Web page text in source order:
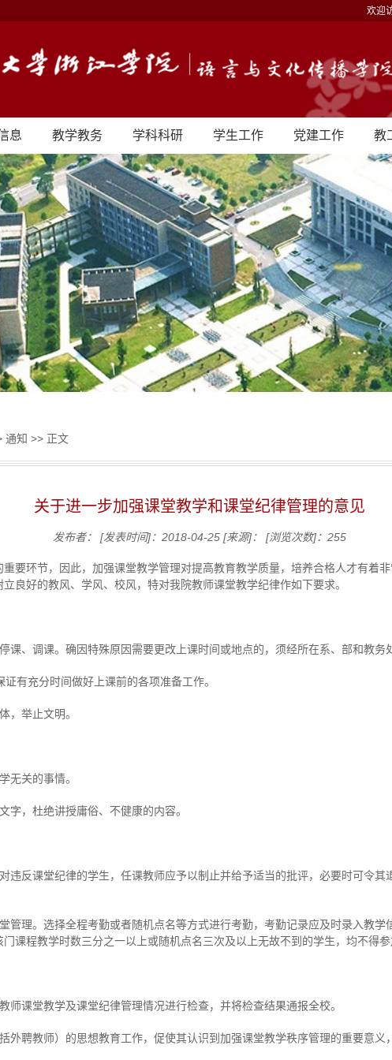
欢迎
息 教学教务 学科科研 学生工作 党建工作 教
通知 >> 正文
关于进一步加强课堂教学和课堂纪律管理的意见
发布者： [发表时间]：2018-04-25 [来源]： [浏览次数]： 255
要环节，因此，加强课堂教学管理对提高教育教学质量，培养合格人才有着
良好的教风、学风、校风，特对我院教师课堂教学纪律作如下要求。
课、调课。确因特殊原因需要更改上课时间或地点的，须经所在系、部和教务
有充分时间做好上课前的各项准备工作。
，举止文明。
无关的事情。
字，杜绝讲授庸俗、不健康的内容。
违反课堂纪律的学生，任课教师应予以制止并给予适当的批评，必要时可令其
管理。选择全程考勤或者随机点名等方式进行考勤，考勤记录应及时录入教学
课程教学时数三分之一以上或随机点名三次及以上无故不到的学生，均不得参
师课堂教学及课堂纪律管理情况进行检查，并将检查结果通报全校。
外聘教师）的思想教育工作，促使其认识到加强课堂教学秩序管理的重要意义